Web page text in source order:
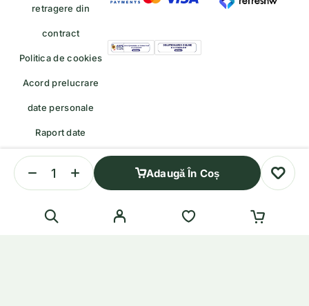
Adaugă În Coș
retragere din
contract
Politica de cookies
Acord prelucrare
date personale
Raport date
personale